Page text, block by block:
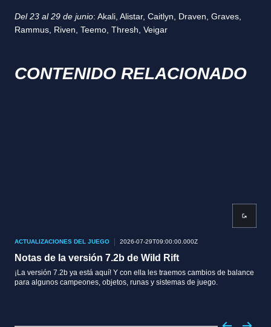
Del 23 al 29 de junio: Akali, Alistar, Caitlyn, Draven, Graves,
Rammus, Riven, Teemo, Thresh, Veigar
CONTENIDO RELACIONADO
ACTUALIZACIONES DEL JUEGO 2026-07-29T09:00:00.000Z
Notas de la versión 7.2b de Wild Rift
¡La versión 7.2b ya está aquí! Y con ella les traemos cambios de balance
para algunos campeones, objetos, runas y sistemas de juego.